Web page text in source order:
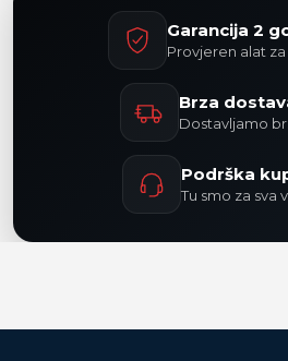
Garancija 2
Provjeren alat
Brza
Dostavljamo
Podrška
Tu smo za sva